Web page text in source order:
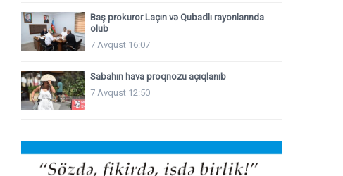
Baş prokuror Laçın və Qubadlı rayonlarında
olub
7 Avqust 16:07
Sabahın hava proqnozu açıqlanıb
7 Avqust 12:50